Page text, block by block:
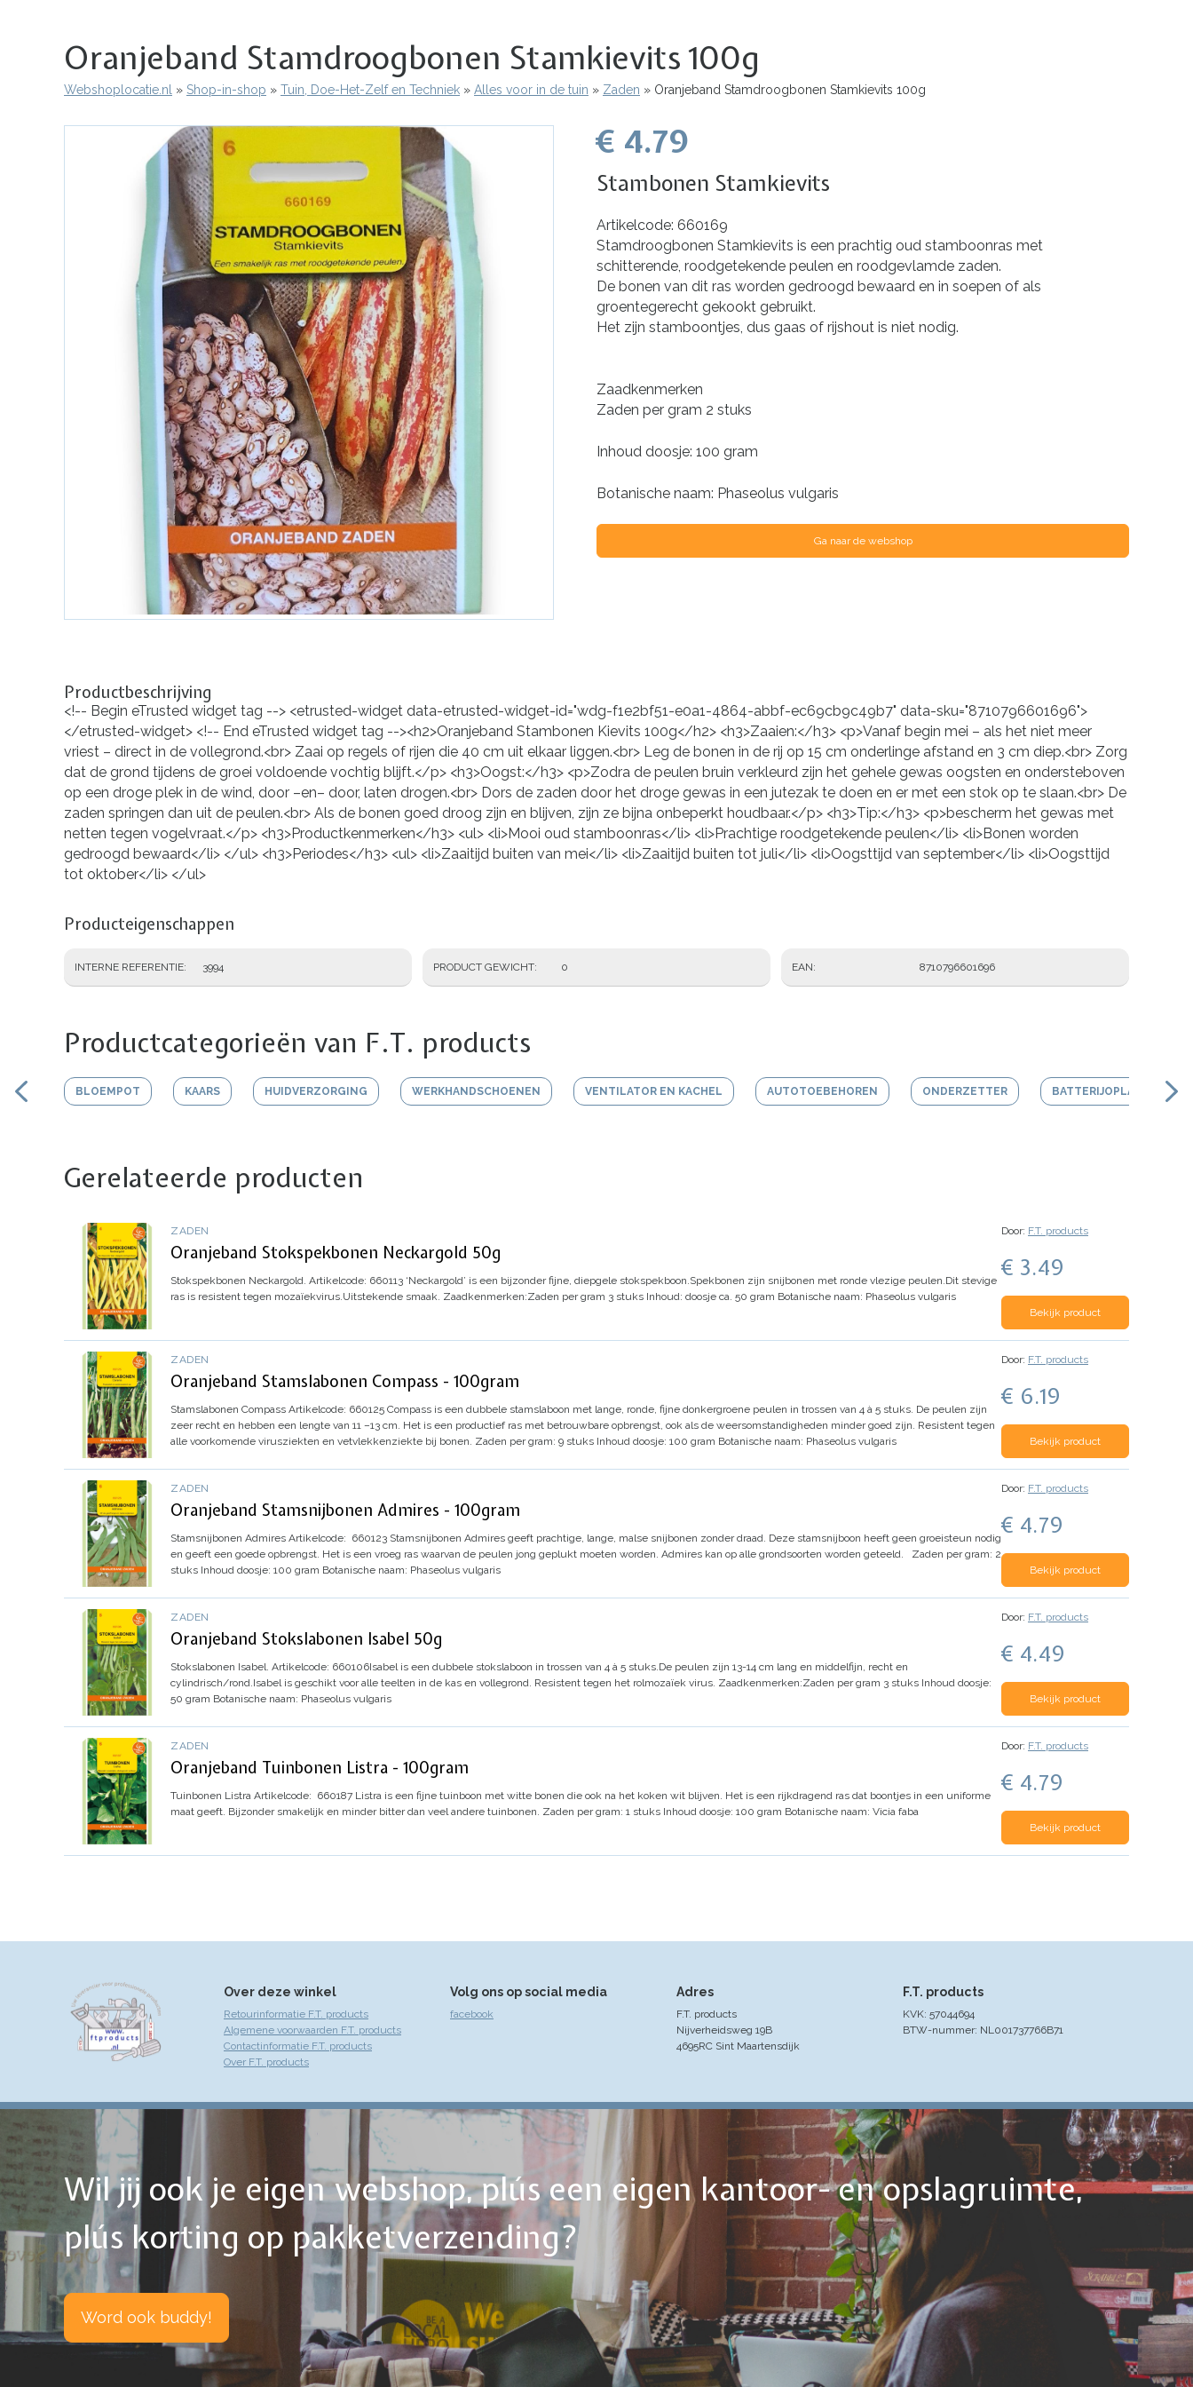
Oranjeband Stamdroogbonen Stamkievits 100g
Kruimelpad
Webshoplocatie.nl Shop-in-shop Tuin, Doe-Het-Zelf en Techniek Alles voor in de tuin Zaden Oranjeband Stamdroogbonen Stamkievits 100g
€ 4.79
Stambonen Stamkievits
Artikelcode: 660169
Stamdroogbonen Stamkievits is een prachtig oud stamboonras met
schitterende, roodgetekende peulen en roodgevlamde zaden.
De bonen van dit ras worden gedroogd bewaard en in soepen of als
groentegerecht gekookt gebruikt.
Het zijn stamboontjes, dus gaas of rijshout is niet nodig.
Zaadkenmerken
Zaden per gram 2 stuks
Inhoud doosje: 100 gram
Botanische naam: Phaseolus vulgaris
Ga naar de webshop
Productbeschrijving
<!-- Begin eTrusted widget tag --> <etrusted-widget data-etrusted-widget-id="wdg-f1e2bf51-e0a1-4864-abbf-ec69cb9c49b7" data-sku="8710796601696">
</etrusted-widget> <!-- End eTrusted widget tag --><h2>Oranjeband Stambonen Kievits 100g</h2> <h3>Zaaien:</h3> <p>Vanaf begin mei – als het niet meer
vriest – direct in de vollegrond.<br> Zaai op regels of rijen die 40 cm uit elkaar liggen.<br> Leg de bonen in de rij op 15 cm onderlinge afstand en 3 cm diep.<br> Zorg
dat de grond tijdens de groei voldoende vochtig blijft.</p> <h3>Oogst:</h3> <p>Zodra de peulen bruin verkleurd zijn het gehele gewas oogsten en ondersteboven
op een droge plek in de wind, door –en– door, laten drogen.<br> Dors de zaden door het droge gewas in een jutezak te doen en er met een stok op te slaan.<br> De
zaden springen dan uit de peulen.<br> Als de bonen goed droog zijn en blijven, zijn ze bijna onbeperkt houdbaar.</p> <h3>Tip:</h3> <p>bescherm het gewas met
netten tegen vogelvraat.</p> <h3>Productkenmerken</h3> <ul> <li>Mooi oud stamboonras</li> <li>Prachtige roodgetekende peulen</li> <li>Bonen worden
gedroogd bewaard</li> </ul> <h3>Periodes</h3> <ul> <li>Zaaitijd buiten van mei</li> <li>Zaaitijd buiten tot juli</li> <li>Oogsttijd van september</li> <li>Oogsttijd
tot oktober</li> </ul>
Producteigenschappen
INTERNE REFERENTIE 3994 PRODUCT GEWICHT 0 EAN 8710796601696
Productcategorieën van F.T. products
BLOEMPOT KAARS HUIDVERZORGING WERKHANDSCHOENEN VENTILATOR EN KACHEL AUTOTOEBEHOREN ONDERZETTER BATTERIJOPLADER
Gerelateerde producten
ZADEN
Oranjeband Stokspekbonen Neckargold 50g
Stokspekbonen Neckargold. Artikelcode: 660113 ‘Neckargold’ is een bijzonder fijne, diepgele stokspekboon.Spekbonen zijn snijbonen met ronde vlezige peulen.Dit stevige
ras is resistent tegen mozaïekvirus.Uitstekende smaak. Zaadkenmerken:Zaden per gram 3 stuks Inhoud: doosje ca. 50 gram Botanische naam: Phaseolus vulgaris
Door: F.T. products
€ 3.49
Bekijk product
ZADEN
Oranjeband Stamslabonen Compass - 100gram
Stamslabonen Compass Artikelcode: 660125 Compass is een dubbele stamslaboon met lange, ronde, fijne donkergroene peulen in trossen van 4 à 5 stuks. De peulen zijn
zeer recht en hebben een lengte van 11 –13 cm. Het is een productief ras met betrouwbare opbrengst, ook als de weersomstandigheden minder goed zijn. Resistent tegen
alle voorkomende virusziekten en vetvlekkenziekte bij bonen. Zaden per gram: 9 stuks Inhoud doosje: 100 gram Botanische naam: Phaseolus vulgaris
Door: F.T. products
€ 6.19
Bekijk product
ZADEN
Oranjeband Stamsnijbonen Admires - 100gram
Stamsnijbonen Admires Artikelcode: 660123 Stamsnijbonen Admires geeft prachtige, lange, malse snijbonen zonder draad. Deze stamsnijboon heeft geen groeisteun nodig
en geeft een goede opbrengst. Het is een vroeg ras waarvan de peulen jong geplukt moeten worden. Admires kan op alle grondsoorten worden geteeld.
Zaden per gram: 2
stuks Inhoud doosje: 100 gram Botanische naam: Phaseolus vulgaris
Door: F.T. products
€ 4.79
Bekijk product
ZADEN
Oranjeband Stokslabonen Isabel 50g
Stokslabonen Isabel. Artikelcode: 660106Isabel is een dubbele stokslaboon in trossen van 4 à 5 stuks.De peulen zijn 13-14 cm lang en middelfijn, recht en
cylindrisch/rond.Isabel is geschikt voor alle teelten in de kas en vollegrond. Resistent tegen het rolmozaïek virus. Zaadkenmerken:Zaden per gram 3 stuks Inhoud doosje:
50 gram Botanische naam: Phaseolus vulgaris
Door: F.T. products
€ 4.49
Bekijk product
ZADEN
Oranjeband Tuinbonen Listra - 100gram
Tuinbonen Listra Artikelcode: 660187 Listra is een fijne tuinboon met witte bonen die ook na het koken wit blijven. Het is een rijkdragend ras dat boontjes in een uniforme
maat geeft. Bijzonder smakelijk en minder bitter dan veel andere tuinbonen. Zaden per gram: 1 stuks Inhoud doosje: 100 gram Botanische naam: Vicia faba
Door: F.T. products
€ 4.79
Bekijk product
Over deze winkel
Retourinformatie F.T. products
Algemene voorwaarden F.T. products
Contactinformatie F.T. products
Over F.T. products
Volg ons op social media
facebook
Adres
F.T. products
Nijverheidsweg 19B
4695RC Sint Maartensdijk
F.T. products
KVK: 57044694
BTW-nummer: NL001737766B71
Wil jij ook je eigen webshop, plús een eigen kantoor- en opslagruimte,
plús korting op pakketverzending?
Word ook buddy!